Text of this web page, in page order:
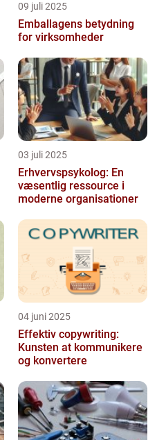
09 juli 2025
Emballagens betydning
for virksomheder
03 juli 2025
Erhvervspsykolog: En
væsentlig ressource i
moderne organisationer
04 juni 2025
Effektiv copywriting:
Kunsten at kommunikere
og konvertere